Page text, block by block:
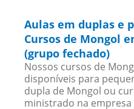
Aulas em duplas e
Cursos de Mongol
(grupo fechado)
Nossos cursos de
disponíveis para
dupla de Mongol ou
ministrado na